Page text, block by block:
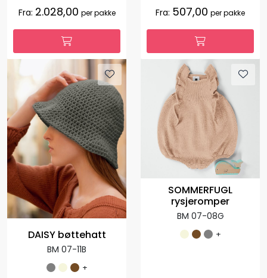
Fra: 2.028,00 per pakke Fra: 507,00 per pakke
DAISY bøttehatt
BM 07-11B
+
SOMMERFUGL
rysjeromper
BM 07-08G
+